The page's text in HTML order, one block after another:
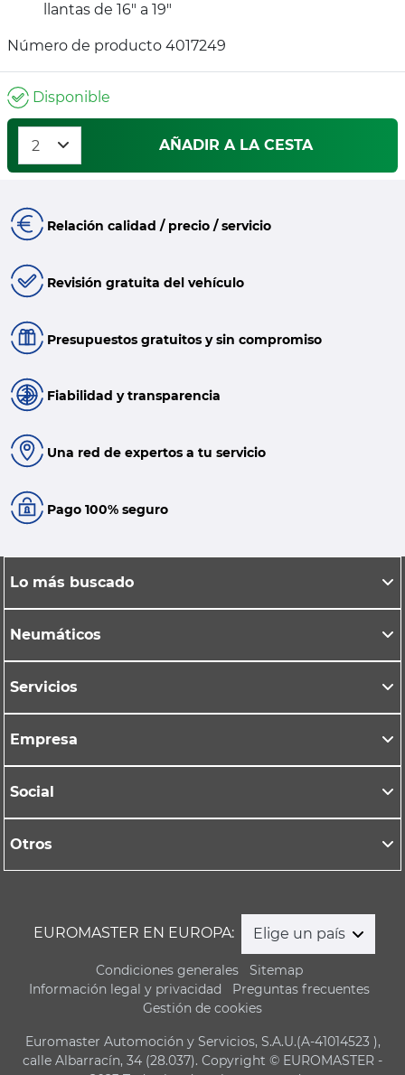
llantas de 16" a 19"
Número de producto 4017249
Disponible
AÑADIR A LA CESTA
Relación calidad / precio / servicio
Revisión gratuita del vehículo
Presupuestos gratuitos y sin compromiso
Fiabilidad y transparencia
Una red de expertos a tu servicio
Pago 100% seguro
Lo más buscado
Neumáticos
Servicios
Empresa
Social
Otros
EUROMASTER EN EUROPA: Elige un país
Condiciones generales
Sitemap
Información legal y privacidad
Preguntas frecuentes
Gestión de cookies
Euromaster Automoción y Servicios, S.A.U.(A-41014523 ),
calle Albarracín, 34 (28.037). Copyright © EUROMASTER -